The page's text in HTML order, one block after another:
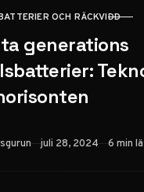
OCH RÄCKVIDD
generations
Publicerad
juli 28, 2024 6 min